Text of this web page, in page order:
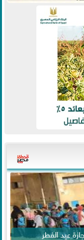
عيد الفطر